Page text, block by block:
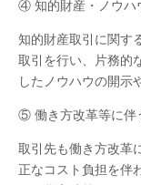
④ 知的財産・ノウハ
知的財産取引に関す
取引を行い、片務的
したノウハウの開示
⑤ 働き方改革等に伴
取引先も働き方改革
正なコスト負担を伴